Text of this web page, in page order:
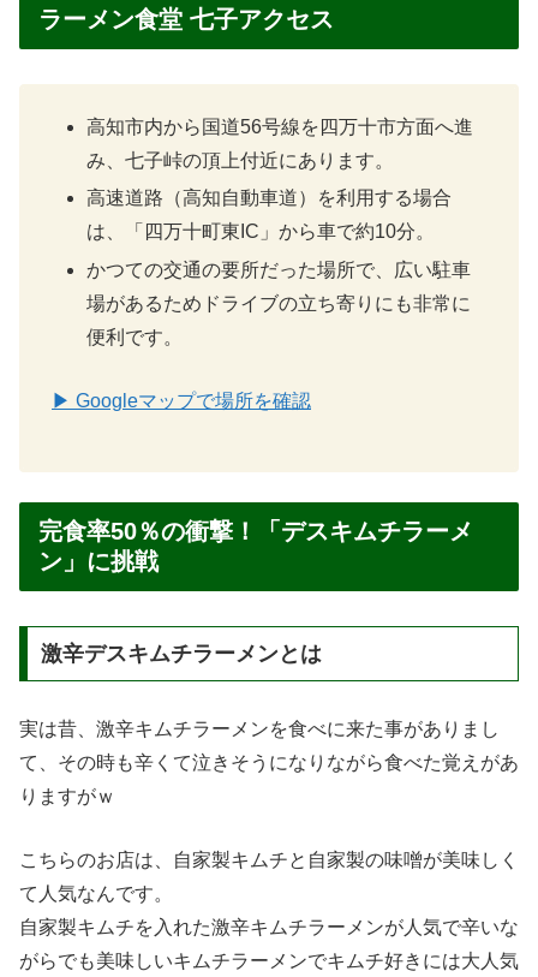
ラーメン食堂 七子アクセス
高知市内から国道56号線を四万十市方面へ進
み、七子峠の頂上付近にあります。
高速道路（高知自動車道）を利用する場合
は、「四万十町東IC」から車で約10分。
かつての交通の要所だった場所で、広い駐車
場があるためドライブの立ち寄りにも非常に
便利です。
▶ Googleマップで場所を確認
完食率50％の衝撃！「デスキムチラーメ
ン」に挑戦
激辛デスキムチラーメンとは
実は昔、激辛キムチラーメンを食べに来た事がありまし
て、その時も辛くて泣きそうになりながら食べた覚えがあ
りますがｗ
こちらのお店は、自家製キムチと自家製の味噌が美味しく
て人気なんです。
自家製キムチを入れた激辛キムチラーメンが人気で辛いな
がらでも美味しいキムチラーメンでキムチ好きには大人気